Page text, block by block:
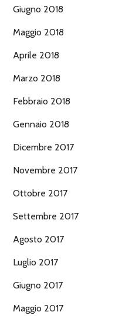
Giugno 2018
Maggio 2018
Aprile 2018
Marzo 2018
Febbraio 2018
Gennaio 2018
Dicembre 2017
Novembre 2017
Ottobre 2017
Settembre 2017
Agosto 2017
Luglio 2017
Giugno 2017
Maggio 2017